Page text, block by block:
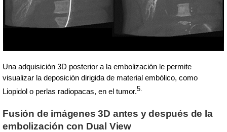
Una adquisición 3D posterior a la embolización le permite
visualizar la deposición dirigida de material embólico, como
Liopidol o perlas radiopacas, en el tumor.5.
Fusión de imágenes 3D antes y después de la
embolización con Dual View